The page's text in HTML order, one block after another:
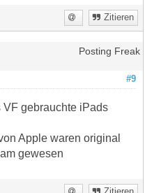
Zitieren
Posting Freak
#9
VF gebrauchte iPads
Apple waren original
gewesen